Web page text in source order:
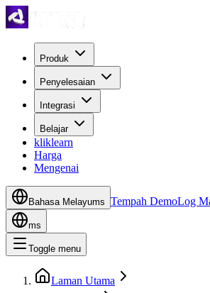
Produk
Penyelesaian
Integrasi
Belajar
kliklearn
Harga
Mengenai
Bahasa Melayums Tempah DemoLog
ms
Toggle menu
Laman Utama